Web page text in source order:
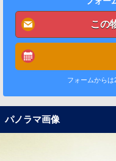
この
フォームからは
パノラマ画像